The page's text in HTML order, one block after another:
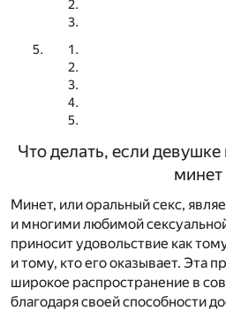
Что делать, если девушке
минет
Минет, или оральный секс,
и многими любимой
приносит удовольствие как
и тому, кто его оказывает. Эта
широкое распространение в
благодаря своей способности